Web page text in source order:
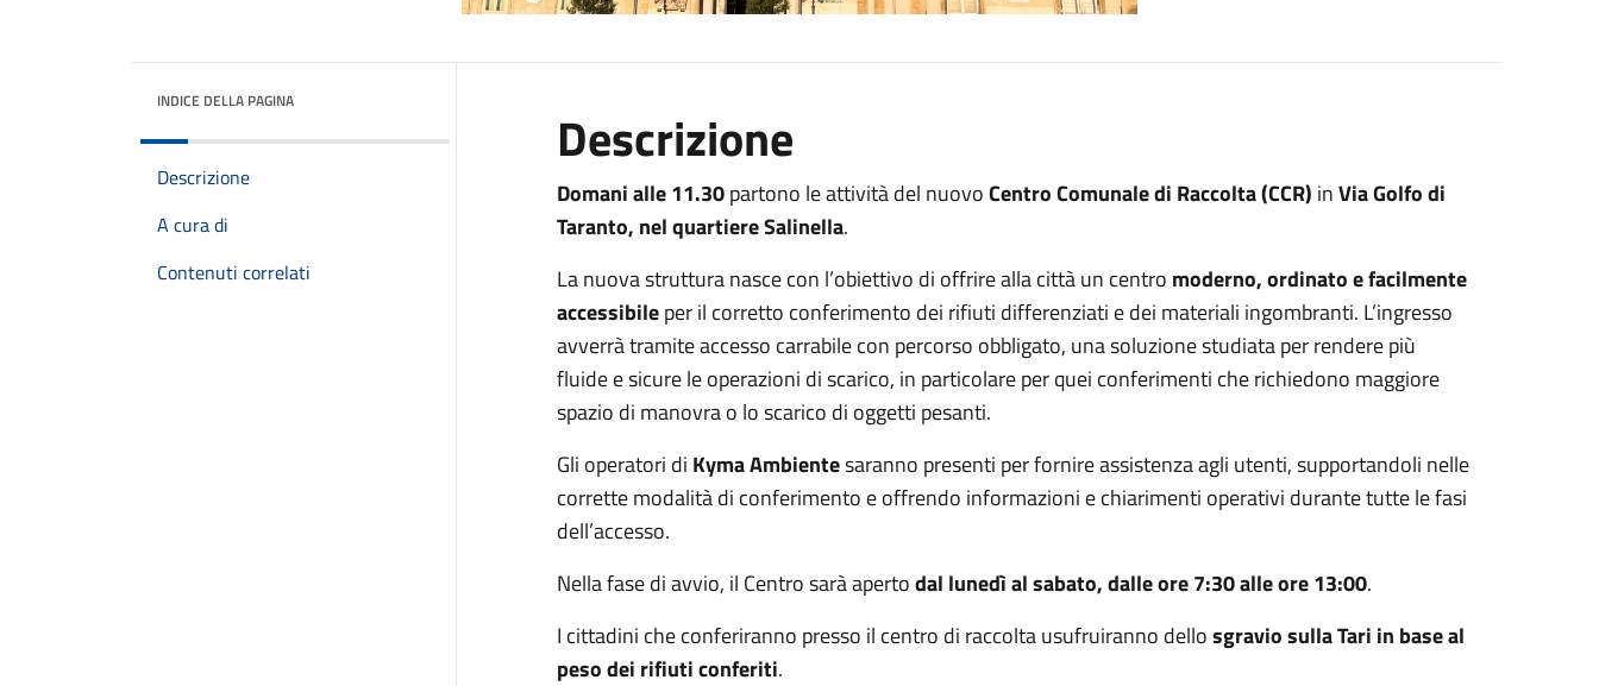
INDICE DELLA PAGINA
Descrizione
A cura di
Contenuti correlati
Descrizione
Domani alle 11.30partono le attività del nuovoCentro Comunale di Raccolta (CCR) inVia Golfo di
Taranto, nel quartiere Salinella.
La nuova struttura nasce con l’obiettivo di offrire alla città un centro moderno, ordinato e facilmente
accessibileper il corretto conferimento dei rifiuti differenziati e dei materiali ingombranti. L’ingresso
avverrà tramite accesso carrabile con percorso obbligato, una soluzione studiata per rendere più
fluide e sicure le operazioni di scarico, in particolare per quei conferimenti che richiedono maggiore
spazio di manovra o lo scarico di oggetti pesanti.
Gli operatori di Kyma Ambientesaranno presenti per fornire assistenza agli utenti, supportandoli nelle
corrette modalità di conferimento e offrendo informazioni e chiarimenti operativi durante tutte le fasi
dell’accesso.
Nella fase di avvio, il Centro sarà apertodal lunedì al sabato, dalle ore 7:30 alle ore 13:00.
I cittadini che conferiranno presso il centro di raccolta usufruiranno dellosgravio sulla Tari in base al
peso dei rifiuti conferiti.